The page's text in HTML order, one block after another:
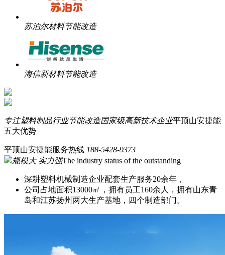
苏泊尔材料节能改造
海信新材料节能改造
专注塑料制品行业节能改造国家级高新技术企业平顶山安捷能
五大优势
平顶山安捷能服务热线 188-5428-9373
规模大 实力强The industry status of the outstanding
深耕塑料机械制造企业配套生产服务20余年，
公司占地面积13000㎡，拥有员工160余人，拥有山东青
岛和江苏扬州两大生产基地，四个制造部门。